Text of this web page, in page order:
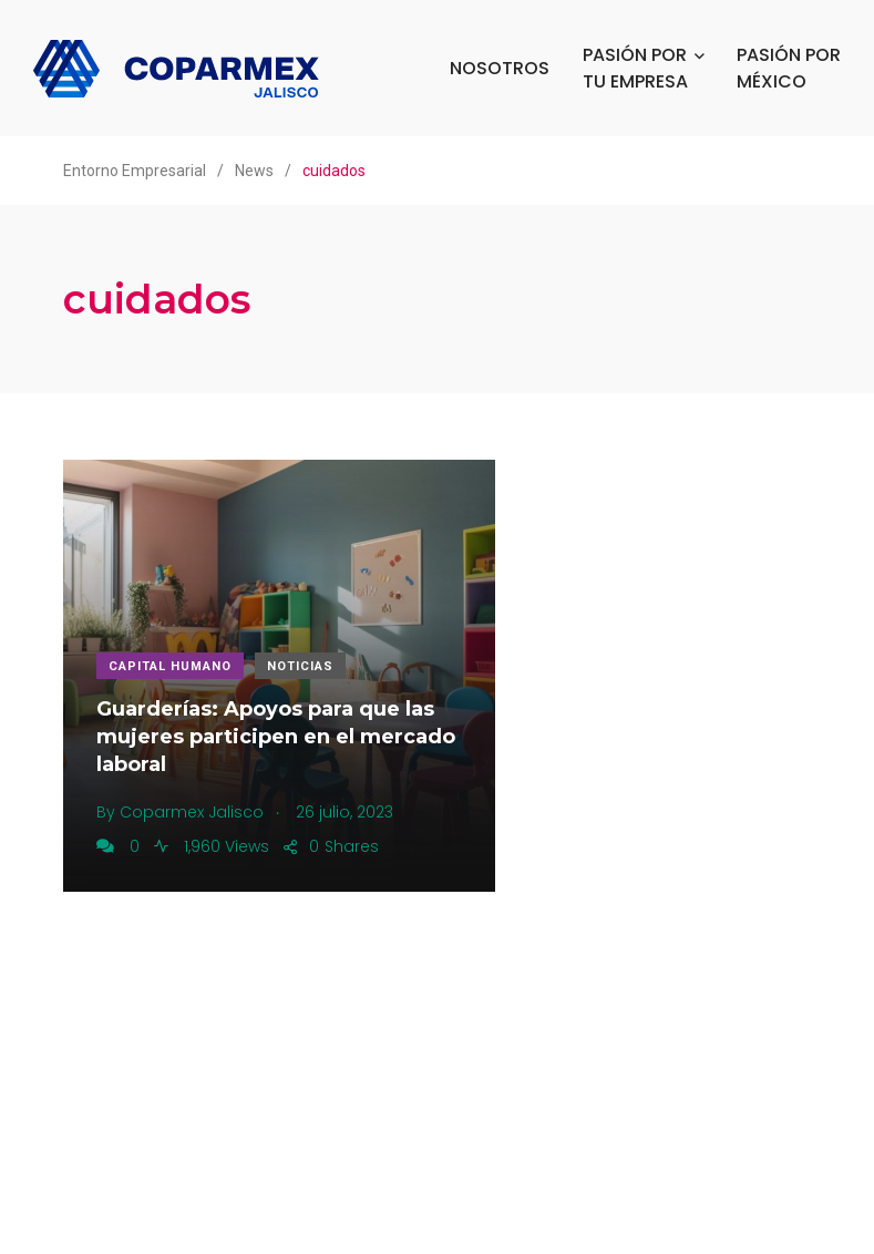
NOSOTROS
PASIÓN POR
TU EMPRESA
PASIÓN POR
MÉXICO
Entorno Empresarial / News / cuidados
cuidados
CAPITAL HUMANO NOTICIAS
Guarderías: Apoyos para que las
mujeres participen en el mercado
laboral
By Coparmex Jalisco .
26 julio, 2023
0
1,960 Views Shares
0